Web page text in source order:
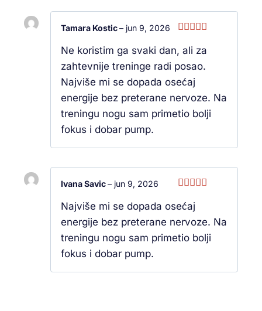
sa5 od 5
Tamara Kostic– jun 9, 2026
Ne koristim ga svaki dan, ali za
zahtevnije treninge radi posao.
Najviše mi se dopada osećaj
energije bez preterane nervoze. Na
treningu nogu sam primetio bolji
fokus i dobar pump.
sa5od 5
Ivana Savic– jun 9, 2026
Najviše mi se dopada osećaj
energije bez preterane nervoze. Na
treningu nogu sam primetio bolji
fokus i dobar pump.